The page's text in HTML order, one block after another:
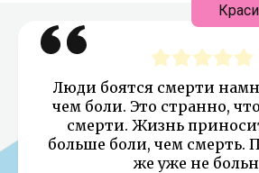
Люди боятся смерти
чем боли. Это странно,
смерти. Жизнь
больше боли, чем смерть.
же уже не